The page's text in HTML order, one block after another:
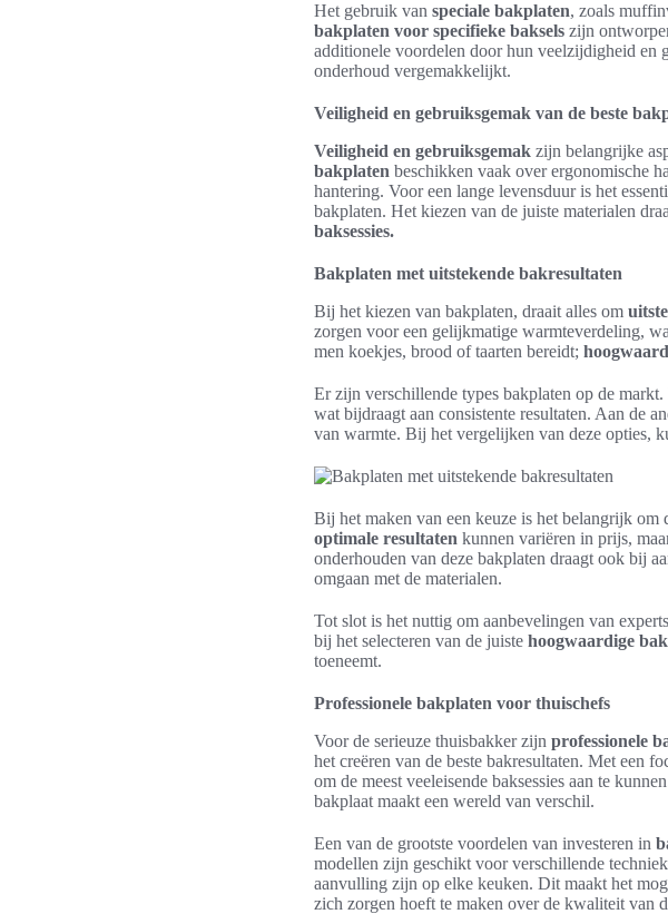
Het gebruik van speciale bakplaten, zoals
bakplaten voor specifieke baksels zijn
additionele voordelen door hun veelzijdigheid en
onderhoud vergemakkelijkt.
Veiligheid en gebruiksgemak van de beste
Veiligheid en gebruiksgemak zijn belangrijke
bakplaten beschikken vaak over ergonomische
hantering. Voor een lange levensduur is het
bakplaten. Het kiezen van de juiste materialen
baksessies.
Bakplaten met uitstekende bakresultaten
Bij het kiezen van bakplaten, draait alles om
zorgen voor een gelijkmatige warmteverdeling,
men koekjes, brood of taarten bereidt;
Er zijn verschillende types bakplaten op de
wat bijdraagt aan consistente resultaten. Aan de
van warmte. Bij het vergelijken van deze opties,
Bij het maken van een keuze is het belangrijk
optimale resultaten kunnen variëren in prijs,
onderhouden van deze bakplaten draagt ook bij
omgaan met de materialen.
Tot slot is het nuttig om aanbevelingen van
bij het selecteren van de juiste hoogwaardige
toeneemt.
Professionele bakplaten voor thuischefs
Voor de serieuze thuisbakker zijn professionele
het creëren van de beste bakresultaten. Met een
om de meest veeleisende baksessies aan te
bakplaat maakt een wereld van verschil.
Een van de grootste voordelen van investeren in
modellen zijn geschikt voor verschillende
aanvulling zijn op elke keuken. Dit maakt het
zich zorgen hoeft te maken over de kwaliteit van